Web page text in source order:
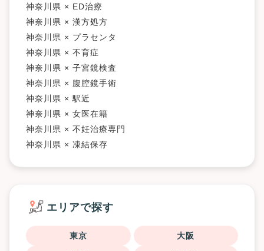
神奈川県 × ED治療
神奈川県 × 漢方処方
神奈川県 × プラセンタ
神奈川県 × 不育症
神奈川県 × 子宮鏡検査
神奈川県 × 腹腔鏡手術
神奈川県 × 駅近
神奈川県 × 女医在籍
神奈川県 × 不妊治療専門
神奈川県 × 凍結保存
エリアで探す
東京 大阪